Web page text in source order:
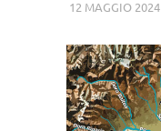
12 MAGGIO 2024